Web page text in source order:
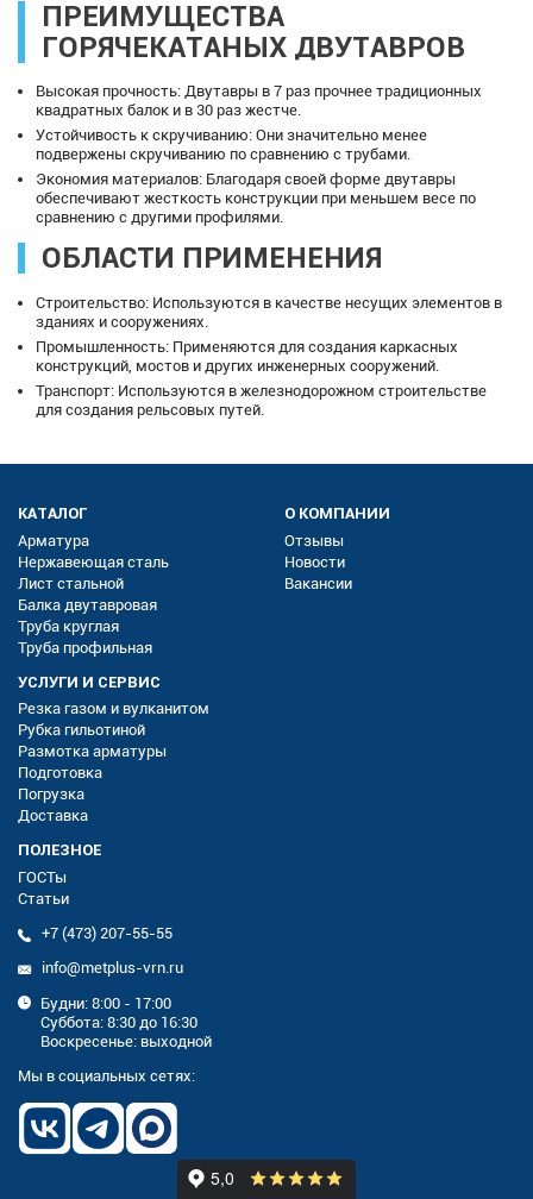
ПРЕИМУЩЕСТВА
ГОРЯЧЕКАТАНЫХ ДВУТАВРОВ
Высокая прочность: Двутавры в 7 раз прочнее традиционных
квадратных балок и в 30 раз жестче.
Устойчивость к скручиванию: Они значительно менее
подвержены скручиванию по сравнению с трубами.
Экономия материалов: Благодаря своей форме двутавры
обеспечивают жесткость конструкции при меньшем весе по
сравнению с другими профилями.
ОБЛАСТИ ПРИМЕНЕНИЯ
Строительство: Используются в качестве несущих элементов в
зданиях и сооружениях.
Промышленность: Применяются для создания каркасных
конструкций, мостов и других инженерных сооружений.
Транспорт: Используются в железнодорожном строительстве
для создания рельсовых путей.
КАТАЛОГ
Арматура
Нержавеющая сталь
Лист стальной
Балка двутавровая
Труба круглая
Труба профильная
О КОМПАНИИ
Отзывы
Новости
Вакансии
УСЛУГИ И СЕРВИС
Резка газом и вулканитом
Рубка гильотиной
Размотка арматуры
Подготовка
Погрузка
Доставка
ПОЛЕЗНОЕ
ГОСТы
Статьи
+7 (473) 207-55-55
info@metplus-vrn.ru
Будни: 8:00 - 17:00
Суббота: 8:30 до 16:30
Воскресенье: выходной
Мы в социальных сетях: